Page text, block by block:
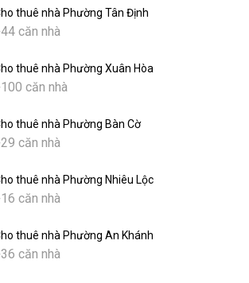
thuê nhà Phường Tân Định
căn nhà
thuê nhà Phường Xuân Hòa
căn nhà
thuê nhà Phường Bàn Cờ
căn nhà
thuê nhà Phường Nhiêu Lộc
căn nhà
thuê nhà Phường An Khánh
căn nhà